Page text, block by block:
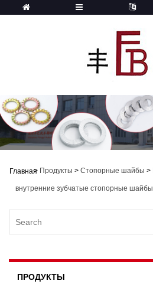
Главная
> Продукты > Стопорные шайбы >
внутренние зубчатые стопорные шайбы
ПРОДУКТЫ